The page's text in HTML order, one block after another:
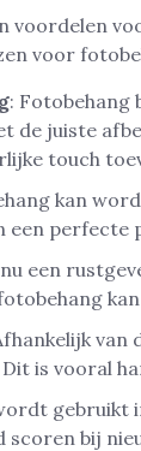
voordelen
voor
: Fotobehang
de juiste
touch
kan
een perfecte
een
is vooral
gebruikt
scoren bij